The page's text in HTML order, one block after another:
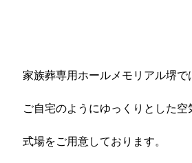
家族葬専用ホールメモリアル堺で
ご自宅のようにゆっくりとした空
式場をご用意しております。